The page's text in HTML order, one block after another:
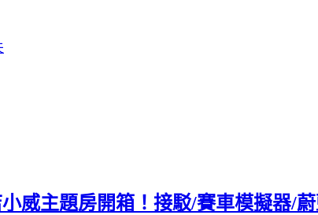
威主題房開箱！接駁/賽車模擬器/